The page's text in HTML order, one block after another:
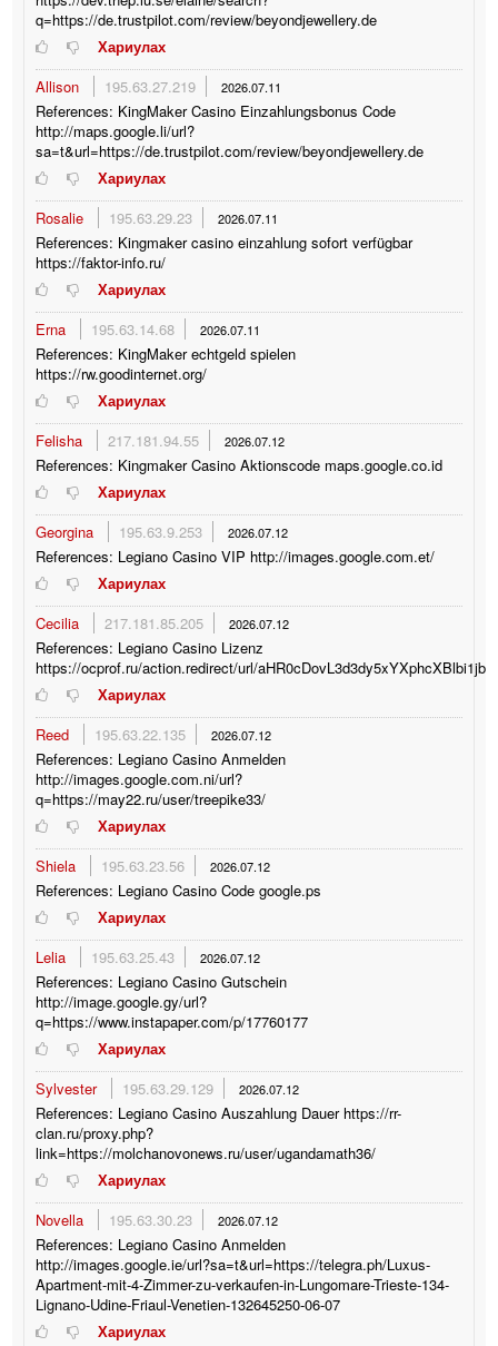
q=https://de.trustpilot.com/review/beyondjewellery.de
Хариулах
Allison
195.63.27.219 2026.07.11
References: KingMaker Casino Einzahlungsbonus Code
http://maps.google.li/url?
sa=t&url=https://de.trustpilot.com/review/beyondjewellery.de
Хариулах
Rosalie
195.63.29.23 2026.07.11
References: Kingmaker casino einzahlung sofort verfügbar
https://faktor-info.ru/
Хариулах
Erna
195.63.14.68 2026.07.11
References: KingMaker echtgeld spielen
https://rw.goodinternet.org/
Хариулах
Felisha
217.181.94.55 2026.07.12
References: Kingmaker Casino Aktionscode maps.google.co.id
Хариулах
Georgina
195.63.9.253 2026.07.12
References: Legiano Casino VIP http://images.google.com.et/
Хариулах
Cecilia
217.181.85.205 2026.07.12
References: Legiano Casino Lizenz
https://ocprof.ru/action.redirect/url/
Хариулах
Reed
195.63.22.135 2026.07.12
References: Legiano Casino Anmelden
http://images.google.com.ni/url?
q=https://may22.ru/user/treepike33/
Хариулах
Shiela
195.63.23.56 2026.07.12
References: Legiano Casino Code google.ps
Хариулах
Lelia
195.63.25.43 2026.07.12
References: Legiano Casino Gutschein
http://image.google.gy/url?
q=https://www.instapaper.com/p/17760177
Хариулах
Sylvester
195.63.29.129 2026.07.12
References: Legiano Casino Auszahlung Dauer https://rr-
clan.ru/proxy.php?
link=https://molchanovonews.ru/user/ugandamath36/
Хариулах
Novella
195.63.30.23 2026.07.12
References: Legiano Casino Anmelden
http://images.google.ie/url?sa=t&url=https://telegra.ph/Luxus-
Apartment-mit-4-Zimmer-zu-verkaufen-in-Lungomare-Trieste-134-
Lignano-Udine-Friaul-Venetien-132645250-06-07
Хариулах